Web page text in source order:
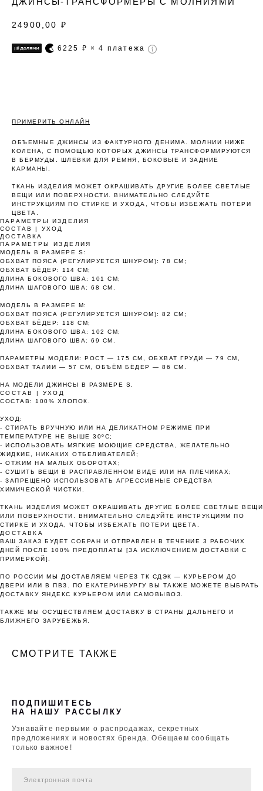
24900,00 ₽
6225 ₽ × 4 платежа
ПРИМЕРИТЬ ОНЛАЙН
ОБЪЕМНЫЕ ДЖИНСЫ ИЗ ФАКТУРНОГО ДЕНИМА. МОЛНИИ НИЖЕ
КОЛЕНА, С ПОМОЩЬЮ КОТОРЫХ ДЖИНСЫ ТРАНСФОРМИРУЮТСЯ
В БЕРМУДЫ. ШЛЕВКИ ДЛЯ РЕМНЯ, БОКОВЫЕ И ЗАДНИЕ
КАРМАНЫ.
ТКАНЬ ИЗДЕЛИЯ МОЖЕТ ОКРАШИВАТЬ ДРУГИЕ БОЛЕЕ СВЕТЛЫЕ
ВЕЩИ ИЛИ ПОВЕРХНОСТИ. ВНИМАТЕЛЬНО СЛЕДУЙТЕ
ИНСТРУКЦИЯМ ПО СТИРКЕ И УХОДА, ЧТОБЫ ИЗБЕЖАТЬ ПОТЕРИ
ЦВЕТА.
ПАРАМЕТРЫ ИЗДЕЛИЯ
СОСТАВ | УХОД
ДОСТАВКА
ПАРАМЕТРЫ ИЗДЕЛИЯ
МОДЕЛЬ В РАЗМЕРЕ S:
ОБХВАТ ПОЯСА (РЕГУЛИРУЕТСЯ ШНУРОМ): 78 СМ;
ОБХВАТ БЁДЕР: 114 СМ;
ДЛИНА БОКОВОГО ШВА: 101 СМ;
ДЛИНА ШАГОВОГО ШВА: 68 СМ.
МОДЕЛЬ В РАЗМЕРЕ М:
ОБХВАТ ПОЯСА (РЕГУЛИРУЕТСЯ ШНУРОМ): 82 СМ;
ОБХВАТ БЁДЕР: 118 СМ;
ДЛИНА БОКОВОГО ШВА: 102 СМ;
ДЛИНА ШАГОВОГО ШВА: 69 СМ.
ПАРАМЕТРЫ МОДЕЛИ: РОСТ — 175 СМ, ОБХВАТ ГРУДИ — 79 СМ,
ОБХВАТ ТАЛИИ — 57 СМ, ОБЪЁМ БЁДЕР — 86 СМ.
НА МОДЕЛИ ДЖИНСЫ В РАЗМЕРЕ S.
СОСТАВ | УХОД
СОСТАВ: 100% ХЛОПОК.
УХОД:
- СТИРАТЬ ВРУЧНУЮ ИЛИ НА ДЕЛИКАТНОМ РЕЖИМЕ ПРИ
ТЕМПЕРАТУРЕ НЕ ВЫШЕ 30ºС;
- ИСПОЛЬЗОВАТЬ МЯГКИЕ МОЮЩИЕ СРЕДСТВА, ЖЕЛАТЕЛЬНО
ЖИДКИЕ, НИКАКИХ ОТБЕЛИВАТЕЛЕЙ;
- ОТЖИМ НА МАЛЫХ ОБОРОТАХ;
- СУШИТЬ ВЕЩИ В РАСПРАВЛЕННОМ ВИДЕ ИЛИ НА ПЛЕЧИКАХ;
- ЗАПРЕЩЕНО ИСПОЛЬЗОВАТЬ АГРЕССИВНЫЕ СРЕДСТВА
ХИМИЧЕСКОЙ ЧИСТКИ.
ТКАНЬ ИЗДЕЛИЯ МОЖЕТ ОКРАШИВАТЬ ДРУГИЕ БОЛЕЕ СВЕТЛЫЕ ВЕЩИ
ИЛИ ПОВЕРХНОСТИ. ВНИМАТЕЛЬНО СЛЕДУЙТЕ ИНСТРУКЦИЯМ ПО
СТИРКЕ И УХОДА, ЧТОБЫ ИЗБЕЖАТЬ ПОТЕРИ ЦВЕТА.
ДОСТАВКА
ВАШ ЗАКАЗ БУДЕТ СОБРАН И ОТПРАВЛЕН В ТЕЧЕНИЕ 3 РАБОЧИХ
ДНЕЙ ПОСЛЕ 100% ПРЕДОПЛАТЫ [ЗА ИСКЛЮЧЕНИЕМ ДОСТАВКИ С
ПРИМЕРКОЙ].
ПО РОССИИ МЫ ДОСТАВЛЯЕМ ЧЕРЕЗ ТК СДЭК — КУРЬЕРОМ ДО
ДВЕРИ ИЛИ В ПВЗ. ПО ЕКАТЕРИНБУРГУ ВЫ ТАКЖЕ МОЖЕТЕ ВЫБРАТЬ
ДОСТАВКУ ЯНДЕКС КУРЬЕРОМ ИЛИ САМОВЫВОЗ.
ТАКЖЕ МЫ ОСУЩЕСТВЛЯЕМ ДОСТАВКУ В СТРАНЫ ДАЛЬНЕГО И
БЛИЖНЕГО ЗАРУБЕЖЬЯ.
СМОТРИТЕ ТАКЖЕ
ПОДПИШИТЕСЬ
НА НАШУ РАССЫЛКУ
Узнавайте первыми о распродажах, секретных
предложениях и новостях бренда. Обещаем сообщать
только важное!
Оплата частями
Оплатите сегодня 25% стоимости покупки
картой любого банка, остальное — тремя
платежами раз в две недели.
Оплата
сегодня
25%
Через 2
25%
Через 4
Как обычная оплата картой
Понятно